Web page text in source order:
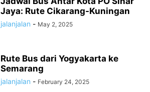
Jaya: Rute Cikarang-Kuningan
jalanjalan - May 2, 2025
Rute Bus dari Yogyakarta ke
Semarang
jalanjalan - February 24, 2025